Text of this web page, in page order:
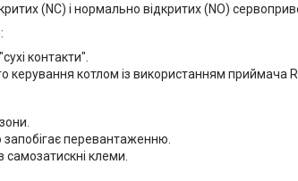
(NC) і нормально відкритих (NO)
контакти".
керування котлом із використанням приймача
перевантаженню.
клеми.